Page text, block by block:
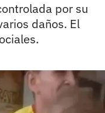
por su
daños. El